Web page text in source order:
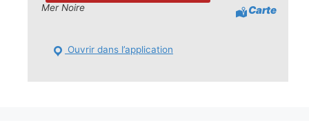
Mer Noire Carte
Ouvrir dans l’application